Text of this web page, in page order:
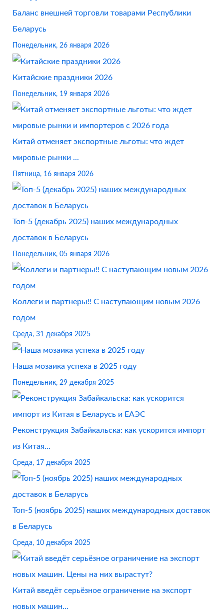
Баланс внешней торговли товарами Республики
Беларусь
Понедельник, 26 января 2026
Китайские праздники 2026
Понедельник, 19 января 2026
Китай отменяет экспортные льготы: что ждет
мировые рынки ...
Пятница, 16 января 2026
Топ-5 (декабрь 2025) наших международных
доставок в Беларусь
Понедельник, 05 января 2026
Коллеги и партнеры!! С наступающим новым 2026
годом
Среда, 31 декабря 2025
Наша мозаика успеха в 2025 году
Понедельник, 29 декабря 2025
Реконструкция Забайкальска: как ускорится импорт
из Китая...
Среда, 17 декабря 2025
Топ-5 (ноябрь 2025) наших международных доставок
в Беларусь
Среда, 10 декабря 2025
Китай введёт серьёзное ограничение на экспорт
новых машин...